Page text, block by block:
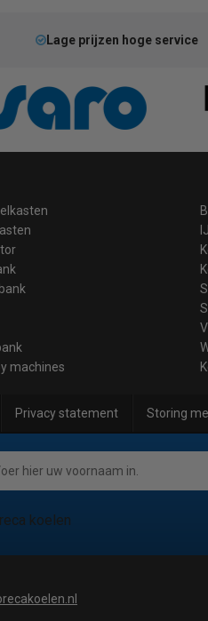
Lage prijzen hoge service
machines
Privacy statement Storing
koelen